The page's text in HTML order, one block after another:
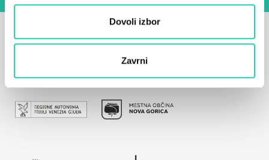
Dovoli izbor
Zavrni